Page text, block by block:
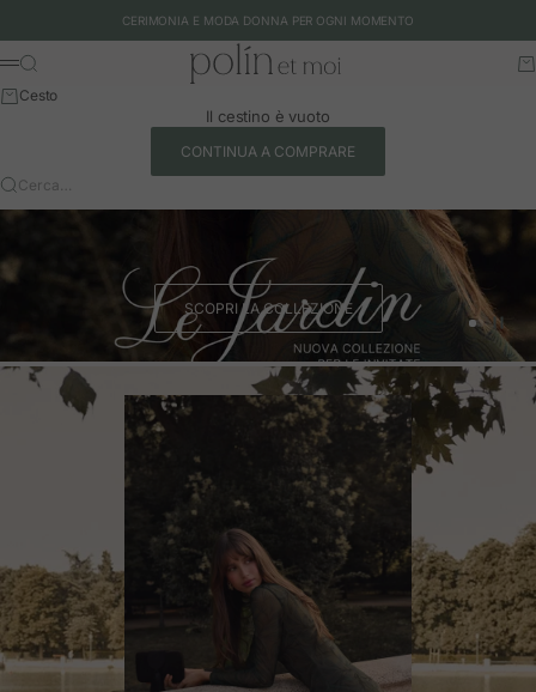
CERIMONIA E MODA DONNA PER OGNI MOMENTO
Polín et moi - EU
Menu
Cerca
Cesto
Il cestino è vuoto
CONTINUA A COMPRARE
Cerca…
SCOPRI LA COLLEZIONE
Vai
Vai